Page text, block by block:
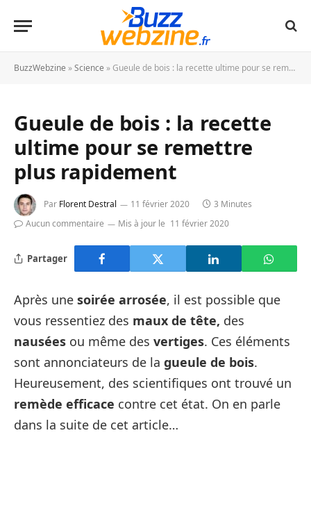
BuzzWebzine »Science » Gueule de bois : la recette ultime pour se remettre plus rapidement
Gueule de bois : la recette
ultime pour se remettre
plus rapidement
Par Florent Destral 11 février 2020
3 Minutes
Aucun commentaire
Mis à jour le 11 février 2020
Partager
Après une soirée arrosée, il est possible que
vous ressentiez des maux de tête, des
nausées ou même des vertiges. Ces éléments
sont annonciateurs de la gueule de bois.
Heureusement, des scientifiques ont trouvé un
remède efficace contre cet état. On en parle
dans la suite de cet article…